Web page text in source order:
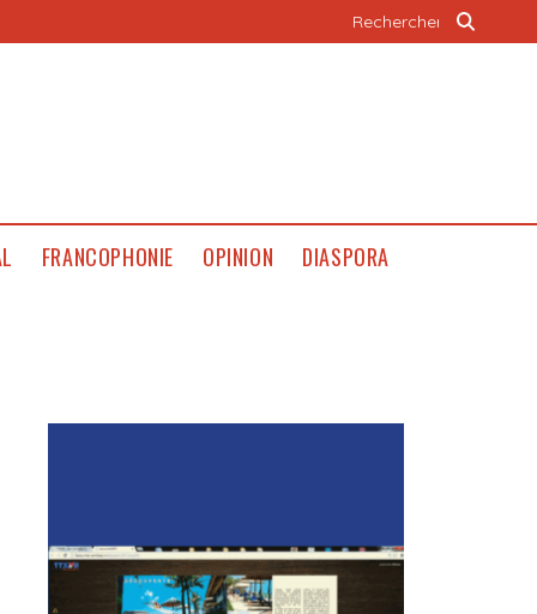
FRANCOPHONIE OPINION DIASPORA